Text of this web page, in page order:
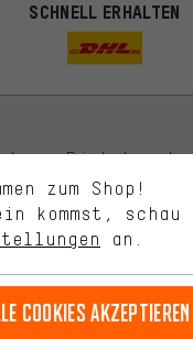
SCHNELL ERHALTEN
Lass Dich
zum Shop!
kommst,
an.
statt zufälliger Werbung,
uns. Diese Cookies helfen
und Dir relevante
was Du in unserem
auf die Verbesserung
Angebots.
Erlebnis wird
zu Social
weitere nützliche Inhalte
Cookies akzeptieren